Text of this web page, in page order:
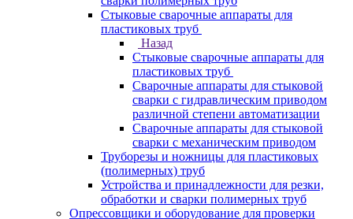
Стыковые сварочные аппараты для
пластиковых труб
Назад
Стыковые сварочные аппараты для
пластиковых труб
Сварочные аппараты для стыковой
сварки с гидравлическим приводом
различной степени автоматизации
Сварочные аппараты для стыковой
сварки с механическим приводом
Труборезы и ножницы для пластиковых
(полимерных) труб
Устройства и принадлежности для резки,
обработки и сварки полимерных труб
Опрессовщики и оборудование для проверки